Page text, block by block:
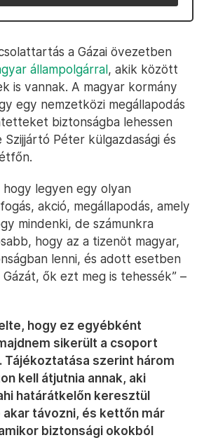
a Gázai övezetben
állampolgárral, akik között
is vannak. A magyar kormány
egy nemzetközi megállapodás
biztonságba lehessen
Péter külgazdasági és
hogy legyen egy olyan
akció, megállapodás, amely
mindenki, de számunkra
hogy az a tizenöt magyar,
lenni, és adott esetben
ők ezt meg is tehessék” –
hogy ez egyébként
sikerült a csoport
Tájékoztatása szerint három
kell átjutnia annak, aki
határátkelőn keresztül
távozni, és kettőn már
biztonsági okokból